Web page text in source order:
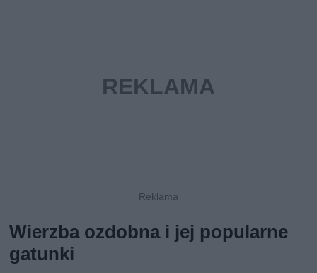
Wierzba ozdobna i jej popularne
gatunki